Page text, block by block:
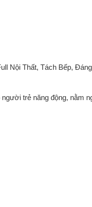
Nội Thất, Tách Bếp,
người trẻ năng động, nằm